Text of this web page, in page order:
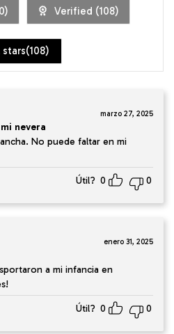
0) Verified (108)
stars(108)
marzo 27, 2025
nevera
No puede faltar en mi
Útil? 0 0
enero 31, 2025
a mi infancia en
Útil? 0 0